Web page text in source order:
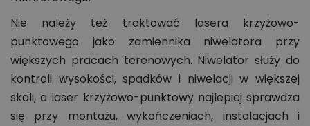
Nie należy też traktować lasera krzyżowo-
punktowego jako zamiennika niwelatora przy
większych pracach terenowych. Niwelator służy do
kontroli wysokości, spadków i niwelacji w większej
skali, a laser krzyżowo-punktowy najlepiej sprawdza
się przy montażu, wykończeniach, instalacjach i